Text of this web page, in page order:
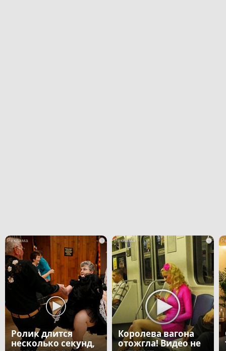
i
Ролик длится
несколько секунд,
i
Королева вагона
отожгла! Видео не